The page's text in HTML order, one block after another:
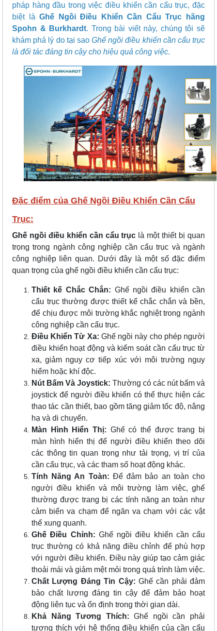
pháp hàng đầu trong việc điều khiển cần cẩu trục, đặc
biệt làGhế Ngồi Điều Khiển Cần Cẩu Trục hãng
Spohn & Burkhardt. Trong bài viết này, chúng tôi sẽ
khám phá lý do tại sao Ghế ngồi điều khiển cần cẩu trục
là đối tác đáng tin cậy cho hiệu quả công việc.
Đặc điểm của Ghế Ngồi Điều Khiển Cần Cẩu
Trục:
Ghế ngồi điều khiển cần cẩu trục là một thiết bị quan
trọng trong ngành công nghiệp cần cẩu trục và ngành
công nghiệp liên quan. Dưới đây là một số đặc điểm
quan trọng của ghế ngồi điều khiển cần cẩu trục:
Thiết kế Chắc Chắn: Ghế ngồi điều khiển cần
cẩu trục thường được thiết kế chắc chắn và bền,
để chịu được môi trường khắc nghiệt trong ngành
công nghiệp cần cẩu trục.
Điều Khiển Từ Xa: Ghế ngồi này cho phép người
điều khiển hoạt động và kiểm soát cần cẩu trục từ
xa, giảm nguy cơ tiếp xúc với môi trường nguy
hiểm hoặc khí độc.
Nút Bấm Và Joystick: Thường có các nút bấm và
joystick để người điều khiển có thể thực hiện các
thao tác cần thiết, bao gồm tăng giảm tốc độ, nâng
hạ và di chuyển.
Màn Hình Hiển Thị: Ghế có thể được trang bị
màn hình hiển thị để người điều khiển theo dõi
các thông tin quan trọng như tải trọng, vị trí của
cần cẩu trục, và các tham số hoạt động khác.
Tính Năng An Toàn: Để đảm bảo an toàn cho
người điều khiển và môi trường làm việc, ghế
thường được trang bị các tính năng an toàn như
cảm biến va chạm để ngăn va chạm với các vật
thể xung quanh.
Ghế Điều Chỉnh: Ghế ngồi điều khiển cần cẩu
trục thường có khả năng điều chỉnh để phù hợp
với người điều khiển. Điều này giúp tạo cảm giác
thoải mái và giảm mệt mỏi trong quá trình làm việc.
Chất Lượng Đáng Tin Cậy: Ghế cần phải đảm
bảo chất lượng đáng tin cậy để đảm bảo hoạt
động liên tục và ổn định trong thời gian dài.
Khả Năng Tương Thích: Ghế ngồi cần phải
tương thích với hệ thống điều khiển của cần cẩu